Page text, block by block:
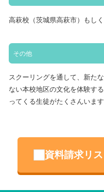
高萩校（茨城県高萩市）もし
その他
スクーリングを通して、新た
ない本校地区の文化を体験す
ってくる生徒がたくさんいます
資料請求リ